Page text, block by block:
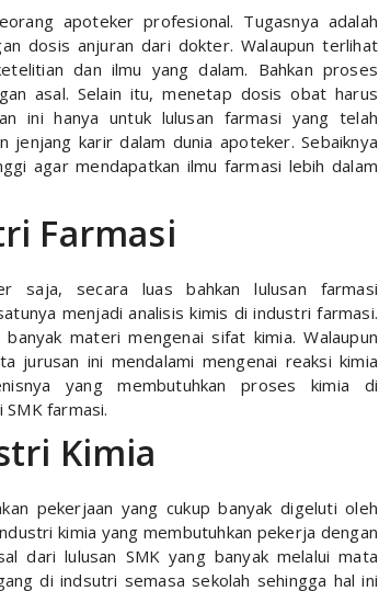
apoteker profesional. Tugasnya adalah
dosis anjuran dari dokter. Walaupun terlihat
dan ilmu yang dalam. Bahkan proses
asal. Selain itu, menetap dosis obat harus
ini hanya untuk lulusan farmasi yang telah
jenjang karir dalam dunia apoteker. Sebaiknya
agar mendapatkan ilmu farmasi lebih dalam
Farmasi
saja, secara luas bahkan lulusan farmasi
menjadi analisis kimis di industri farmasi.
materi mengenai sifat kimia. Walaupun
jurusan ini mendalami mengenai reaksi kimia
yang membutuhkan proses kimia di
farmasi.
Kimia
pekerjaan yang cukup banyak digeluti oleh
kimia yang membutuhkan pekerja dengan
dari lulusan SMK yang banyak melalui mata
di indsutri semasa sekolah sehingga hal ini